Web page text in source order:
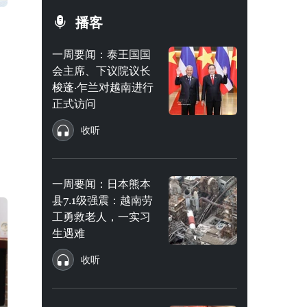
播客
一周要闻：泰王国国
会主席、下议院议长
梭蓬·乍兰对越南进行
正式访问
收听
一周要闻：日本熊本
县7.1级强震：越南劳
工勇救老人，一实习
生遇难
收听